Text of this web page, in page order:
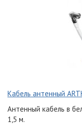
Кабель антенный
Антенный кабель в
1,5 м.